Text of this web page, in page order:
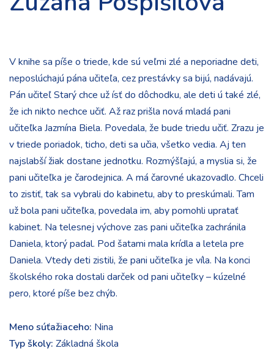
V knihe sa píše o triede, kde sú veľmi zlé a neporiadne deti,
neposlúchajú pána učiteľa, cez prestávky sa bijú, nadávajú.
Pán učiteľ Starý chce už ísť do dôchodku, ale deti ú také zlé,
že ich nikto nechce učiť. Až raz prišla nová mladá pani
učiteľka Jazmína Biela. Povedala, že bude triedu učiť. Zrazu je
v triede poriadok, ticho, deti sa učia, všetko vedia. Aj ten
najslabší žiak dostane jednotku. Rozmýšľajú, a myslia si, že
pani učiteľka je čarodejnica. A má čarovné ukazovadlo. Chceli
to zistiť, tak sa vybrali do kabinetu, aby to preskúmali. Tam
už bola pani učiteľka, povedala im, aby pomohli upratať
kabinet. Na telesnej výchove zas pani učiteľka zachránila
Daniela, ktorý padal. Pod šatami mala krídla a letela pre
Daniela. Vtedy deti zistili, že pani učiteľka je víla. Na konci
školského roka dostali darček od pani učiteľky – kúzelné
pero, ktoré píše bez chýb.
Meno súťažiaceho: Nina
Typ školy: Základná škola